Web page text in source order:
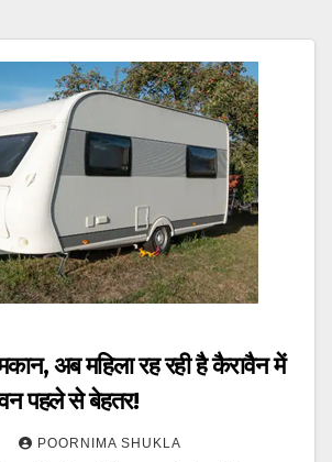
अब महिला रह रही है कैरावैन में
पहले से बेहतर!
POORNIMA SHUKLA